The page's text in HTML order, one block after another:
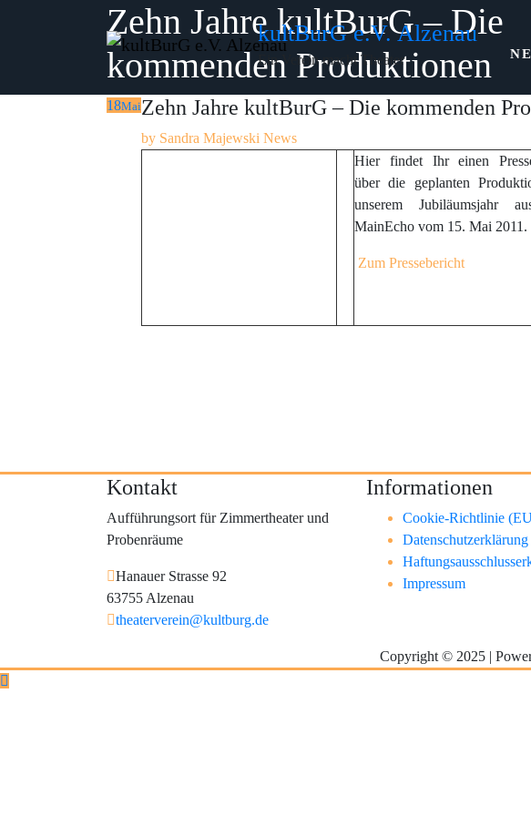
kultBurG e.V. Alzenau
Ein Verein macht Theater
Zehn Jahre kultBurG – Die
kommenden Produktionen
18MaiZehn Jahre kultBurG – Die kommenden
by Sandra Majewski News
Hier findet Ihr einen
über die geplanten
unserem Jubiläumsjahr
MainEcho vom 15. Mai 2011.
Zum Pressebericht
Kontakt
Aufführungsort für Zimmertheater und
Probenräume
Hanauer Strasse 92
63755 Alzenau
theaterverein@kultburg.de
Informationen
Cookie-Richtlinie
Datenschutzerklärung
Impressum
Copyright © 2025 |